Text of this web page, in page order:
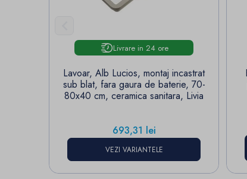
Livrare in 24 ore
Lavoar, Alb Lucios, montaj incastrat
sub blat, fara gaura de baterie, 70-
80x40 cm, ceramica sanitara, Livia
Pret
693,31 lei
VEZI VARIANTELE